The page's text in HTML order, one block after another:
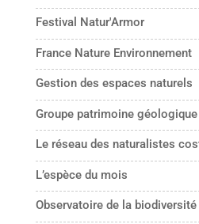
Festival Natur'Armor
France Nature Environnement
Gestion des espaces naturels
Groupe patrimoine géologique
Le réseau des naturalistes
L’espèce du mois
Observatoire de la